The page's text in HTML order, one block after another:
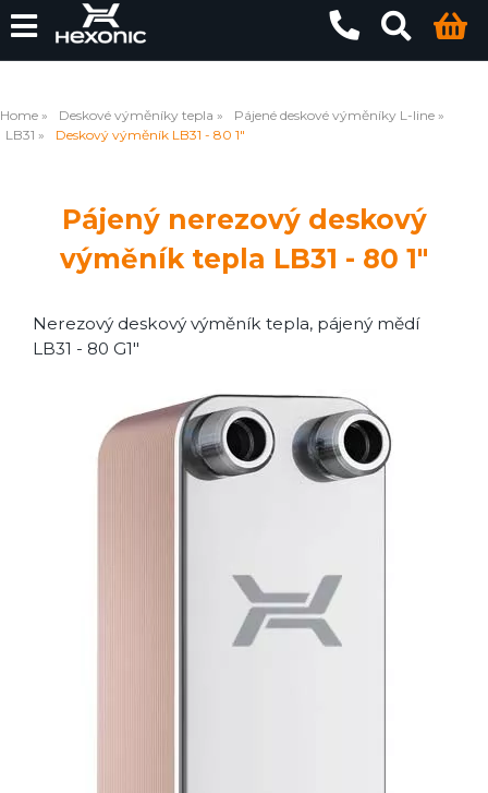
Home Deskové výměníky tepla
Pájené deskové výměníky L-line
LB31
Deskový výměník LB31 - 80 1"
Pájený nerezový deskový
výměník tepla LB31 - 80 1"
Nerezový deskový výměník tepla, pájený mědí
LB31 - 80 G1"